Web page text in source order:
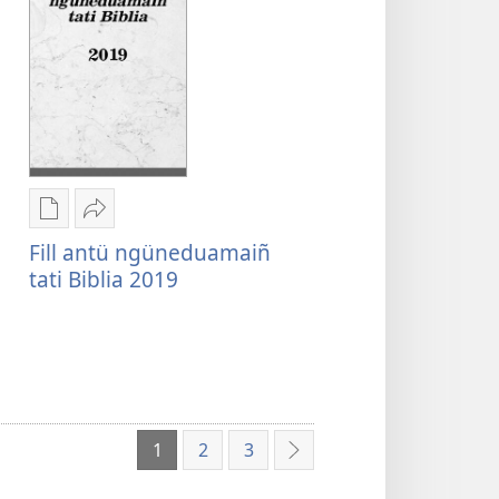
tami
quimafiel
Biblia mu
quimafiel
Biblia mu
Chumngechi
entual
fillque
Huercülelngeal
Fill
antü
Fill antü ngüneduamaiñ
tati Biblia 2019
1 2 3 Cangelu